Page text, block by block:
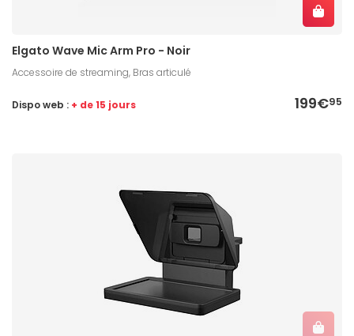
Elgato Wave Mic Arm Pro - Noir
Accessoire de streaming, Bras articulé
199€95
Dispo web : + de 15 jours